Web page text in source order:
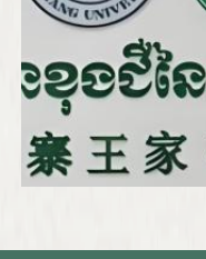
汉语中心及教学
汉语人才，开展
为柬埔寨家喻户